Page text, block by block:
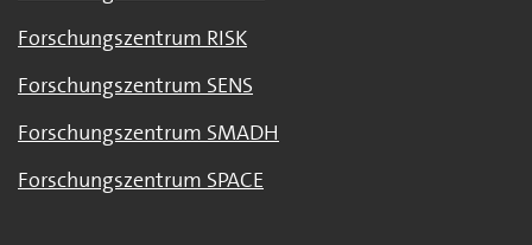
Forschungszentrum RISK
Forschungszentrum SENS
Forschungszentrum SMADH
Forschungszentrum SPACE